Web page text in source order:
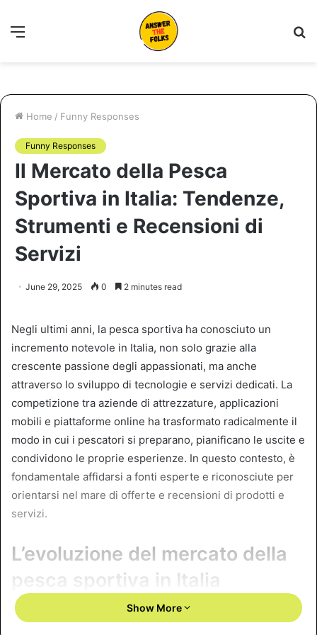
Menu
Home / Funny Responses
Funny Responses
Il Mercato della Pesca
Sportiva in Italia: Tendenze,
Strumenti e Recensioni di
Servizi
June 29, 2025 0 2 minutes read
Negli ultimi anni, la pesca sportiva ha conosciuto un
incremento notevole in Italia, non solo grazie alla
crescente passione degli appassionati, ma anche
attraverso lo sviluppo di tecnologie e servizi dedicati. La
competizione tra aziende di attrezzature, applicazioni
mobili e piattaforme online ha trasformato radicalmente il
modo in cui i pescatori si preparano, pianificano le uscite e
condividono le proprie esperienze. In questo contesto, è
fondamentale affidarsi a fonti esperte e riconosciute per
orientarsi nel mare di offerte e recensioni di prodotti e
servizi.
L’evoluzione del mercato della
pesca sportiva in Italia
Tra le attività ricreative più praticate nel nostro Paese, la
Show More